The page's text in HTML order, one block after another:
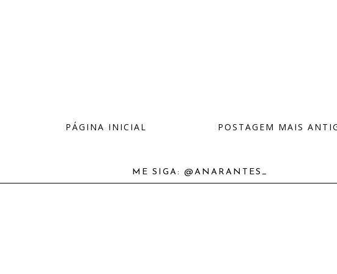
POSTAGEM MAIS
PÁGINA INICIAL
ME SIGA: @ANARANTES_